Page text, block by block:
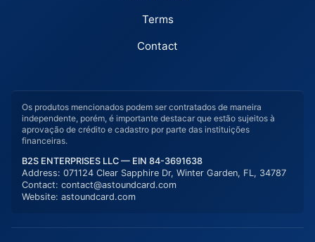
Terms
Contact
Os produtos mencionados podem ser contratados de maneira
independente, porém, é importante destacar que estão sujeitos à
aprovação de crédito e cadastro por parte das instituições
financeiras.
B2S ENTERPRISES LLC — EIN 84-3691638
Address: 071124 Clear Sapphire Dr, Winter Garden, FL, 34787
Contact: contact@astoundcard.com
Website: astoundcard.com